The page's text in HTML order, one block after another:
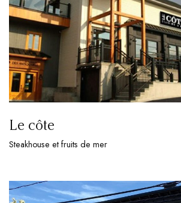
Le côte
Steakhouse et fruits de mer